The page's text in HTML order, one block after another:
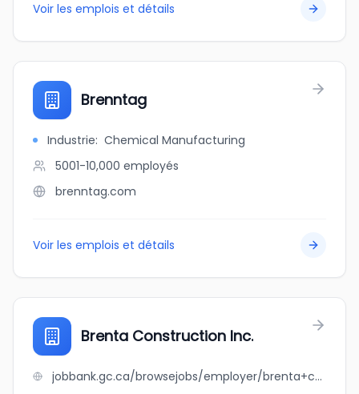
Voir les emplois et détails
Brenntag
Industrie: Chemical Manufacturing
5001-10,000 employés
brenntag.com
Voir les emplois et détails
Brenta Construction Inc.
jobbank.gc.ca/browsejobs/employer/brenta+construction+inc./ca